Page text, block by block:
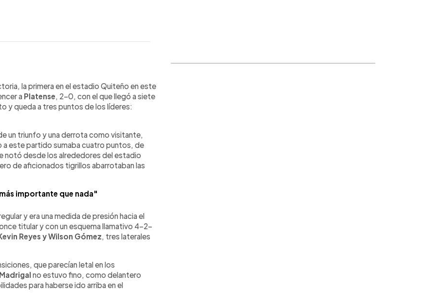
la primera en el estadio Quiteño en este
a Platense, 2-0, con el que llegó a siete
y queda a tres puntos de los líderes:
un triunfo y una derrota como visitante,
a este partido sumaba cuatro puntos, de
notó desde los alrededores del estadio
de aficionados tigrillos abarrotaban las
importante que nada"
y era una medida de presión hacia el
titular y con un esquema llamativo 4-2-
Reyes y Wilson Gómez, tres laterales
que parecían letal en los
no estuvo fino, como delantero
para haberse ido arriba en el